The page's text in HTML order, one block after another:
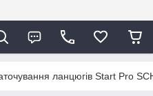
ланцюгів Start Pro